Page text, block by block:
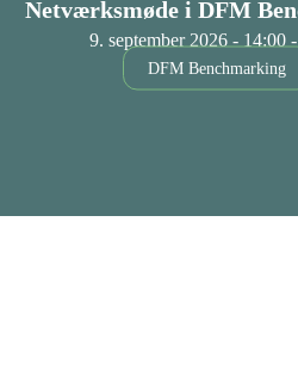
Netværksmøde i DFM
9. september 2026 - 14:00
DFM Benchmarking